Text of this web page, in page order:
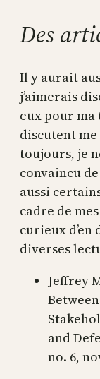
Des
Il y aurait
j’aimerais
eux pour ma
discutent
toujours, je
convaincu
aussi
cadre de
curieux
diverses
Jeffrey
and
no. 6,